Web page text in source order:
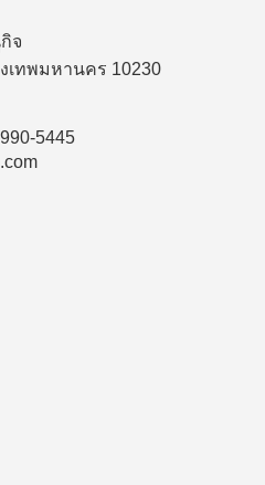
จ
เทพมหานคร 10230
5445